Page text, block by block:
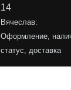
14
Вячеслав:
Оформление,
статус, доставка